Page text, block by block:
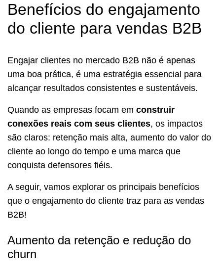
Benefícios do engajamento
do cliente para vendas B2B
Engajar clientes no mercado B2B não é apenas
uma boa prática, é uma estratégia essencial para
alcançar resultados consistentes e sustentáveis.
Quando as empresas focam em construir
conexões reais com seus clientes, os impactos
são claros: retenção mais alta, aumento do valor do
cliente ao longo do tempo e uma marca que
conquista defensores fiéis.
A seguir, vamos explorar os principais benefícios
que o engajamento do cliente traz para as vendas
B2B!
Aumento da retenção e redução do
churn